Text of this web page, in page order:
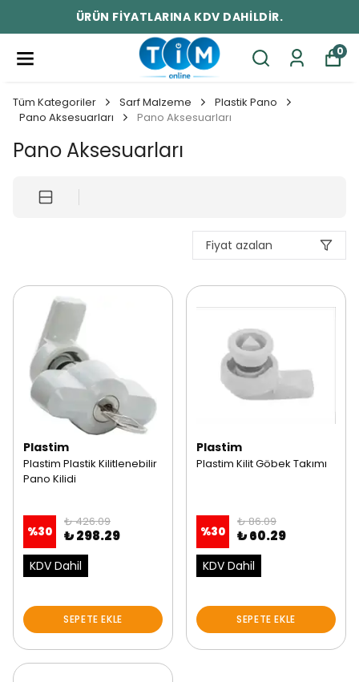
ÜRÜN FİYATLARINA KDV DAHİLDİR.
0
Tüm Kategoriler Sarf Malzeme
Plastik Pano
Pano Aksesuarları
Pano Aksesuarları
Pano Aksesuarları
Fiyat azalan
Plastim
Plastim Plastik Kilitlenebilir
Pano Kilidi
%30
₺ 426.09
₺ 298.29
KDV Dahil
SEPETE EKLE
Plastim
Plastim Kilit Göbek Takımı
%30
₺ 86.09
₺ 60.29
KDV Dahil
SEPETE EKLE